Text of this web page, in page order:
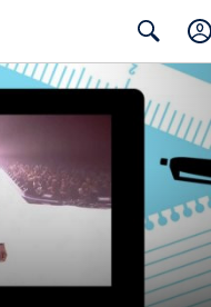
Search